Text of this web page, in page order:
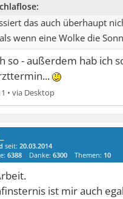
das auch überhaupt
wenn eine Wolke die
so - außerdem hab ich
•
seit:20.03.2014
6388 Danke:6300 Themen: 10
ist mir auch